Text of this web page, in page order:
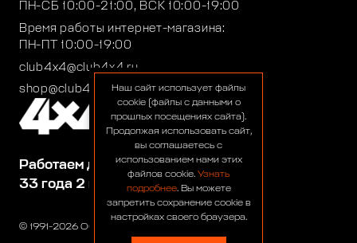
© 1991-2026 ООО «Сервис 4х4»
Работаем для вас:
33 года 2 месяца 24 дня
ПН-СБ 10:00-21:00, ВСК 10:00-19:00
Время работы интернет-магазина:
ПН-ПТ 10:00-19:00
club4x4@club4x4.ru
shop@club4x4.ruНаш сайт использует файлы
cookie (файлы с данными о
прошлых посещениях сайта).
Продолжая использовать сайт,
вы соглашаетесь с
использованием нами этих
файлов cookie. Узнать
подробнее. Вы можете
запретить сохранение cookie в
настройках своего браузера.